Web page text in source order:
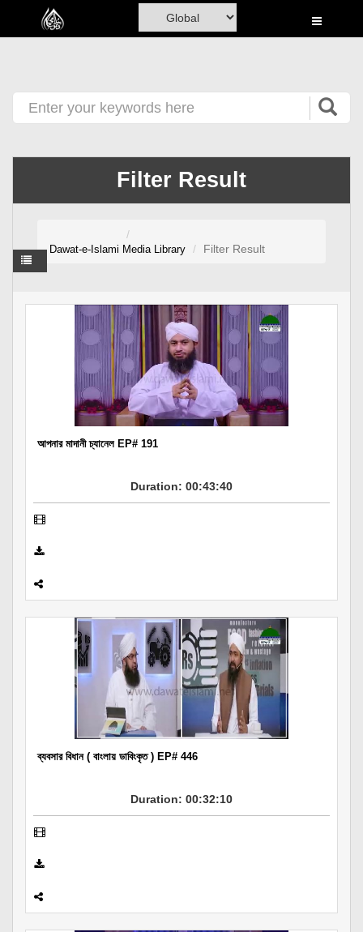
Home
Media
Madani Channel
Donation
Our Websites
Filter Result
Dawat-e-Islami Media Library Filter Result
আপনার মাদানী চ্যানেল EP# 191
Duration: 00:43:40
ব্যবসার বিধান ( বাংলায় ডাবিংকৃত ) EP# 446
Duration: 00:32:10